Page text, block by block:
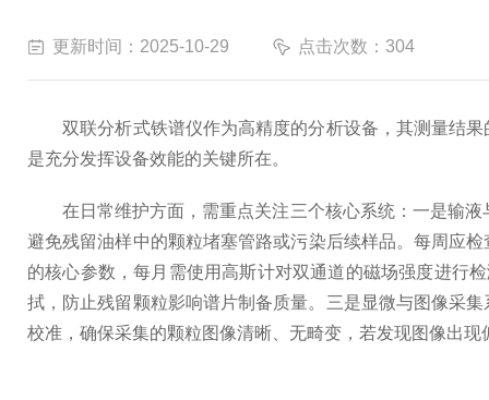
更新时间：2025-10-29 点击次数：304
双联分析式铁谱仪作为高精度的分析设备，其测量结
是充分发挥设备效能的关键所在。
在日常维护方面，需重点关注三个核心系统：一是输液
避免残留油样中的颗粒堵塞管路或污染后续样品。每周应
的核心参数，每月需使用高斯计对双通道的磁场强度进行
拭，防止残留颗粒影响谱片制备质量。三是显微与图像采
校准，确保采集的颗粒图像清晰、无畸变，若发现图像出